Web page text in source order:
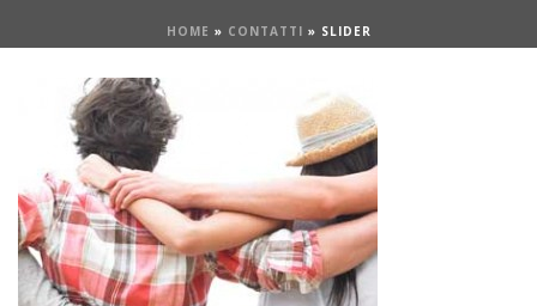
HOME » CONTATTI » SLIDER